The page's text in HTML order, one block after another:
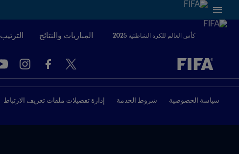
كأس العالم للكرة الشاطئية 2025 المباريات والنتائج الترتيب
يُحدَّد لاحقاً ضد يُحدَّد لاحقاً
سياسة الخصوصية شروط الخدمة إدارة تفضيلات ملفات تعريف الارتباط